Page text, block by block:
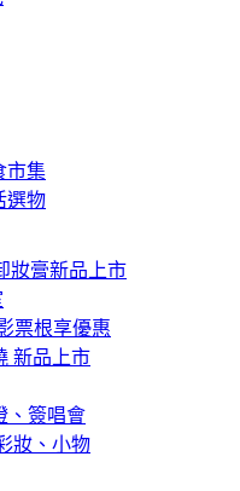
市集
選物
妝膏新品上市
票根享優惠
新品上市
、簽唱會
妝、小物